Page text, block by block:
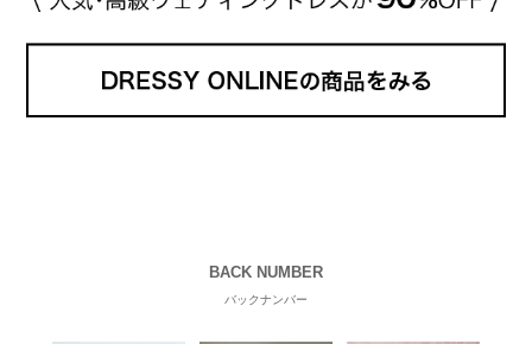
BACK NUMBER
バックナンバー